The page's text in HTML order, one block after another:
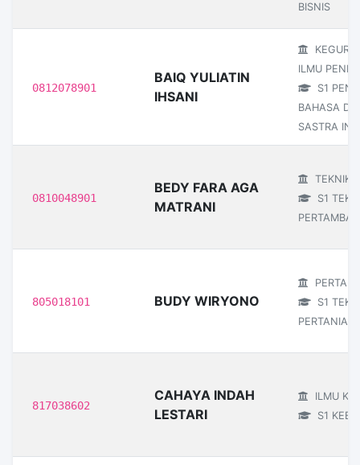
BISNIS
0812078901
BAIQ YULIATIN
IHSANI
ILMU
S1
BAHASA
SASTRA
0810048901
BEDY FARA AGA
MATRANI
TEKNIK
S1
805018101 BUDY WIRYONO
S1
PERTANIAN
817038602
CAHAYA INDAH
LESTARI
ILMU
S1